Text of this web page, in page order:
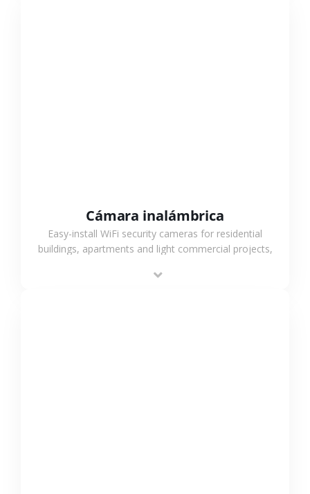
Cámara inalámbrica
Easy-install WiFi security cameras for residential
buildings, apartments and light commercial projects,
surveillance solutions.